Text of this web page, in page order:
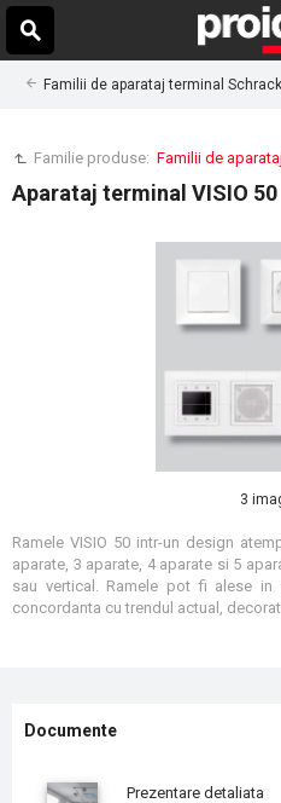
Familii de aparataj terminal
Familie produse: Familii de
Aparataj terminal VISIO 50
3
Ramele VISIO 50 intr-un design
aparate, 3 aparate, 4 aparate si 5
sau vertical. Ramele pot fi alese
concordanta cu trendul actual,
Documente
prezentare detaliata